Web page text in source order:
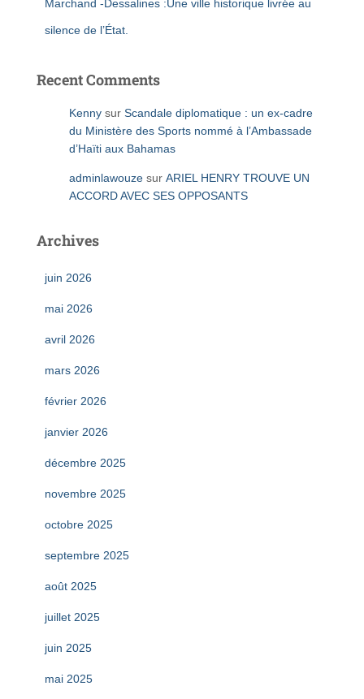
Marchand -Dessalines :Une ville historique livrée au
silence de l’État.
Recent Comments
Kenny sur Scandale diplomatique : un ex-cadre
du Ministère des Sports nommé à l’Ambassade
d’Haïti aux Bahamas
adminlawouze sur ARIEL HENRY TROUVE UN
ACCORD AVEC SES OPPOSANTS
Archives
juin 2026
mai 2026
avril 2026
mars 2026
février 2026
janvier 2026
décembre 2025
novembre 2025
octobre 2025
septembre 2025
août 2025
juillet 2025
juin 2025
mai 2025